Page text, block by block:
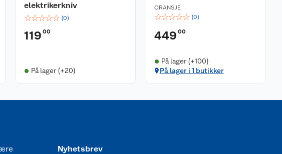
elektrikerkniv
☆☆☆☆☆ (0)
119 00
På lager (+20)
ORANSJE
☆☆☆☆☆ (0)
449 00
På lager (+100)
På lager i 1 butikker
Nyhetsbrev